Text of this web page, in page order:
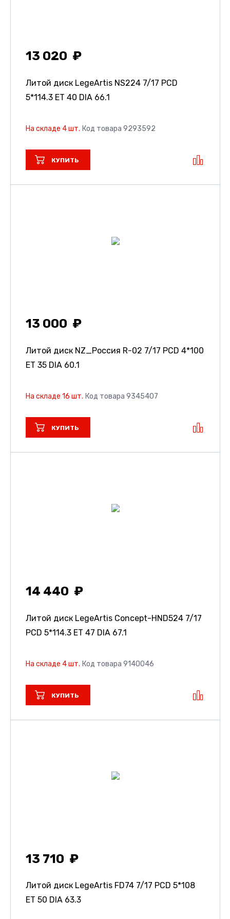
13 020
Литой диск LegeArtis NS224 7/17 PCD
5*114.3 ET 40 DIA 66.1
На складе 4 шт. Код товара 9293592
КУПИТЬ
13 000
Литой диск NZ_Россия R-02 7/17 PCD 4*100
ET 35 DIA 60.1
На складе 16 шт. Код товара 9345407
КУПИТЬ
14 440
Литой диск LegeArtis Concept-HND524 7/17
PCD 5*114.3 ET 47 DIA 67.1
На складе 4 шт. Код товара 9140046
КУПИТЬ
13 710
Литой диск LegeArtis FD74 7/17 PCD 5*108
ET 50 DIA 63.3